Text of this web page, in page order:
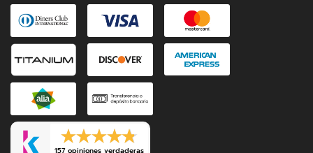
157 opiniones verdaderas